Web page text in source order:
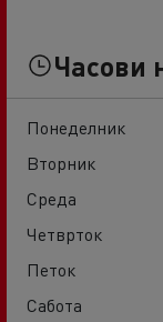
Часови
Понеделник
Вторник
Среда
Четврток
Петок
Сабота